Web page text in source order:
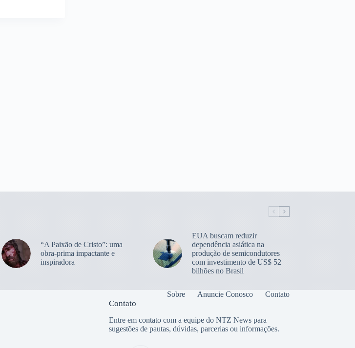
“A Paixão de Cristo”: uma
obra-prima impactante e
inspiradora
EUA buscam reduzir
dependência asiática na
produção de semicondutores
com investimento de US$ 52
bilhões no Brasil
Sobre Anuncie Conosco Contato
Contato
Entre em contato com a equipe do NTZ News para
sugestões de pautas, dúvidas, parcerias ou informações.